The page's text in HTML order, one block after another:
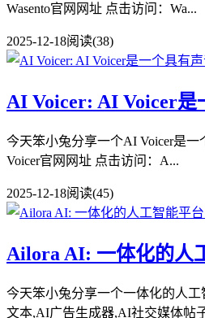
Wasento官网网址 点击访问：Wa...
2025-12-18阅读(38)
AI Voicer: AI Voicer是
今天笨小兔分享一个AI Voicer是
Voicer官网网址 点击访问：A...
2025-12-18阅读(45)
Ailora AI: 一体化的人
今天笨小兔分享一个一体化的人
文本,AI广告生成器,AI社交媒体帖